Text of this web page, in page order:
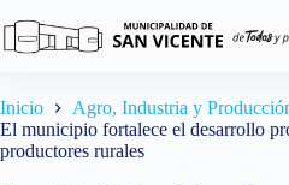
al
contenido
Inicio
Agro, Industria y
El municipio fortalece el desarrollo
productores rurales